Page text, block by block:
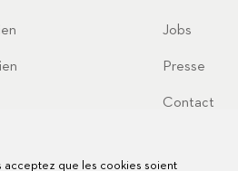
Jobs
Presse
Contact
acceptez que les cookies soient